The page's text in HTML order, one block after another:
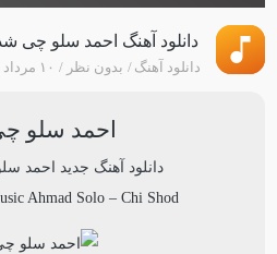
دانلود آهنگ احمد سلو چی
دانلود آهنگ بدون نظر ۱۰ مرداد ۱۴۰۵
احمد سلو
دانلود آهنگ جدید احمد
Ahmad Solo – Chi Shod